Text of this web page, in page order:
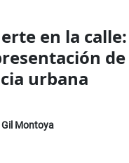
en la
de
urbana
Montoya